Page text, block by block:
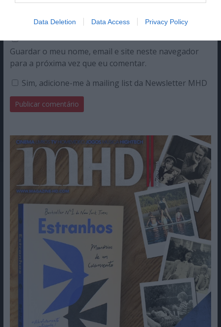
Data Deletion Data Access Privacy Policy
Guardar o meu nome, email e site neste navegador
para a próxima vez que eu comentar.
Sim, adicione-me à mailing list da Newsletter MHD